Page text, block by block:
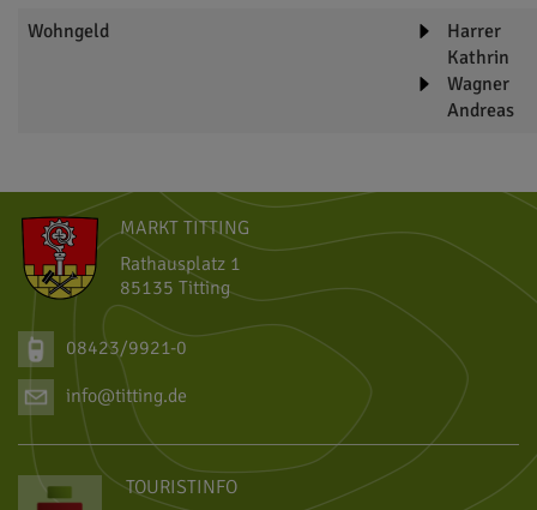
Wohngeld
Harrer
Kathrin
Wagner
Andreas
MARKT TITTING
Rathausplatz 1
85135 Titting
08423/9921-0
info@titting.de
TOURISTINFO